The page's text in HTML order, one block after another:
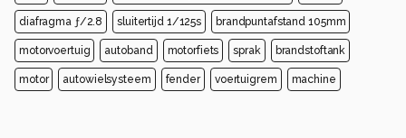
diafragma ƒ/2.8 sluitertijd 1/125s brandpuntafstand 105mm
motorvoertuig autoband motorfiets sprak brandstoftank
motor autowielsysteem fender voertuigrem machine